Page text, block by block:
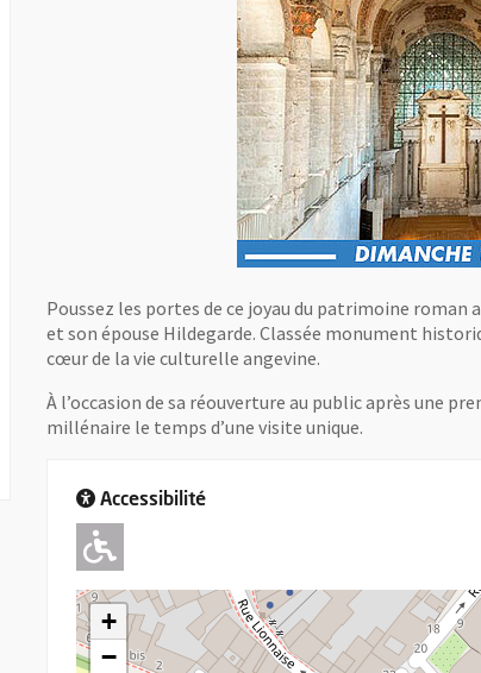
Poussez les portes de ce joyau du patrimoine roman
et son épouse Hildegarde. Classée monument
cœur de la vie culturelle angevine.
À l’occasion de sa réouverture au public après une
millénaire le temps d’une visite unique.
Accessibilité
Adapté pour l'handicap
+
−